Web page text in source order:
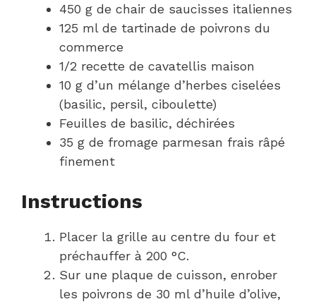
450 g de chair de saucisses italiennes
125 ml de tartinade de poivrons du
commerce
1/2 recette de cavatellis maison
10 g d’un mélange d’herbes ciselées
(basilic, persil, ciboulette)
Feuilles de basilic, déchirées
35 g de fromage parmesan frais râpé
finement
Instructions
Placer la grille au centre du four et
préchauffer à 200 °C.
Sur une plaque de cuisson, enrober
les poivrons de 30 ml d’huile d’olive,